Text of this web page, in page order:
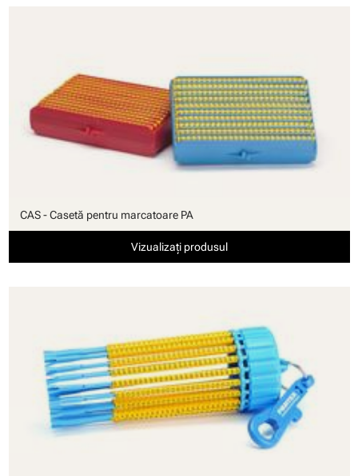
CAS - Casetă pentru marcatoare PA
Vizualizați produsul